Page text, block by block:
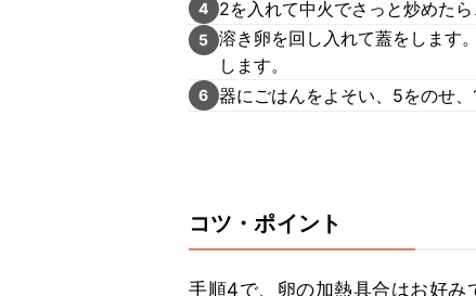
4 2を入れて中火でさっと炒めた
5 溶き卵を回し入れて蓋をします
します。
6 器にごはんをよそい、5をのせ、
コツ・ポイント
手順4で、卵の加熱具合はお好み